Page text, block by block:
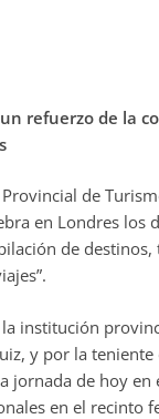
refuerzo de la
de
en Londres los
de
institución
y por la
jornada de hoy en
en el recinto